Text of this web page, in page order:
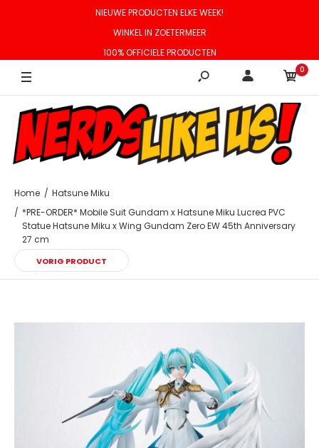
NIEUWE PRODUCTEN ELKE WEEK!
WINKEL IN ZOETERMEER
100% OFFICIELE PRODUCTEN
0
Home
Hatsune Miku
*PRE-ORDER* Mobile Suit Gundam x Hatsune Miku Lucrea PVC
Statue Hatsune Miku x Wing Gundam Zero EW 45th Anniversary
27 cm
VORIG PRODUCT